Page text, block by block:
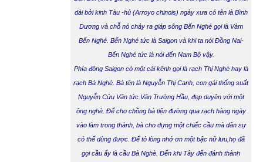
dài bởi kinh Tàu -hủ (Arroyo chinois) ngày xưa có tên là Bình
Dương và chỗ nó chảy ra giáp sông Bến Nghé gọi là Vàm
Bến Nghé. Bến Nghé tức là Saigon và khi ta nói Đồng Nai-
Bến Nghé tức là nói đến Nam Bộ vậy.
Phía đông Saigon có một cái kênh gọi là rạch Thị Nghè hay là
rạch Bà Nghè. Bà tên là Nguyễn Thị Canh, con gái thống suất
Nguyễn Cửu Văn tức Văn Trường Hầu, đẹp duyên với một
ông nghè. Để cho chồng bà tiện đường qua rạch hàng ngày
vào làm trong thành, bà cho dựng một chiếc cầu mà dân sự
có thể dùng được. Để tỏ lòng nhớ ơn một bậc nữ lưu,họ đã
gọi cầu ấy là cầu Bà Nghè. Đến khi Tây đến đánh thành